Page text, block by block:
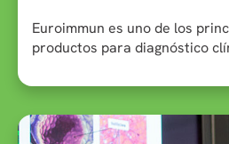
Euroimmun es uno de los
productos para diagnóstico